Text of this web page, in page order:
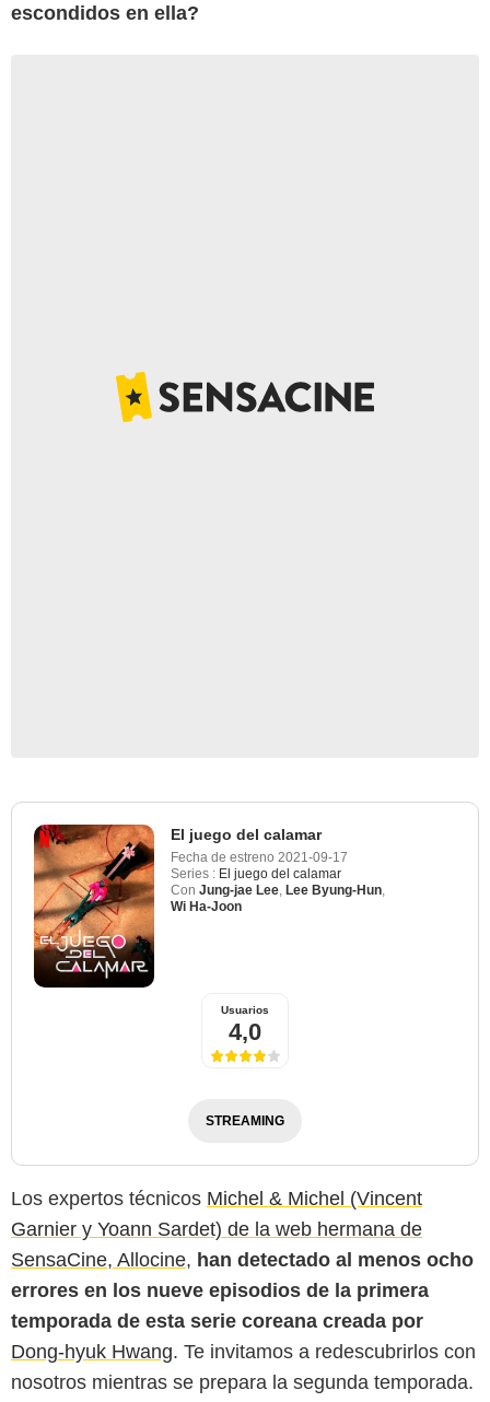
escondidos en ella?
El juego del calamar
Fecha de estreno 2021-09-17
Series : El juego del calamar
Con Jung-jae Lee Lee Byung-Hun
Wi Ha-Joon
Usuarios
4,0
STREAMING
Los expertos técnicos Michel & Michel (Vincent
Garnier y Yoann Sardet) de la web hermana de
SensaCine, Allocine, han detectado al menos ocho
errores en los nueve episodios de la primera
temporada de esta serie coreana creada por
Dong-hyuk Hwang. Te invitamos a redescubrirlos con
nosotros mientras se prepara la segunda temporada.